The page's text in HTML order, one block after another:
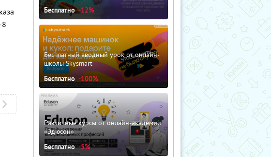
8
Бесплатно -12%
Бесплатный вводный урок от онлайн-
школы Skysmart
Бесплатно -100%
Различные курсы от онлайн-академии
«Эдюсон»
Бесплатно -5%